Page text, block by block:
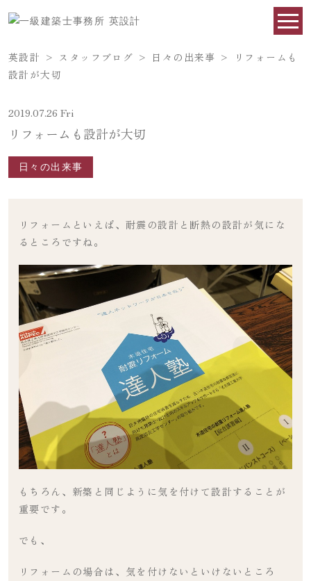
英設計 > スタッフブログ > 日々の出来事 >
リフォームも
設計が大切
2019.07.26 Fri
リフォームも設計が大切
日々の出来事
リフォームといえば、耐震の設計と断熱の設計が気にな
るところですね。
もちろん、新築と同じように気を付けて設計することが
重要です。
でも、
リフォームの場合は、気を付けないといけないところ